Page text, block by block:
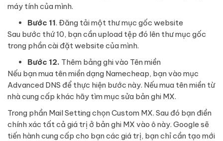
máy tính của mình.
Bước 11. Đăng tải một thư mục gốc website
Sau bước thứ 10, bạn cần upload tệp đó lên thư mục gốc
trong phần cài đặt website của mình.
Bước 12. Thêm bảng ghi vào Tên miền
Nếu bạn mua tên miền dạng Namecheap, bạn vào mục
Advanced DNS để thực hiện bước này. Nếu mua tên miền từ
nhà cung cấp khác hãy tìm mục sửa bản ghi MX.
Trong phần Mail Setting chọn Custom MX. Sau đó bạn điền
chính xác tất cả giá trị ở bản ghi MX vào ô này. Google sẽ
tiến hành cung cấp cho bạn các giá trị, bạn chỉ cần tạo mới